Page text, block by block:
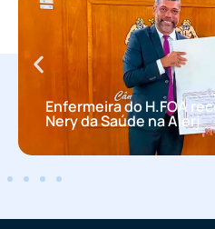
Enfermeira do H.FOA
Nery da Saúde na Alerj